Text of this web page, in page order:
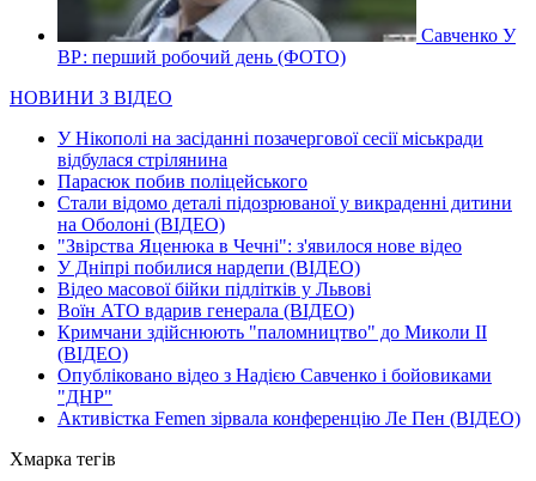
Савченко У
ВР: перший робочий день (ФОТО)
НОВИНИ З ВІДЕО
У Нікополі на засіданні позачергової сесії міськради
відбулася стрілянина
Парасюк побив поліцейського
Стали відомо деталі підозрюваної у викраденні дитини
на Оболоні (ВІДЕО)
"Звірства Яценюка в Чечні": з'явилося нове відео
У Дніпрі побилися нардепи (ВІДЕО)
Відео масової бійки підлітків у Львові
Воїн АТО вдарив генерала (ВІДЕО)
Кримчани здійснюють "паломництво" до Миколи ІІ
(ВІДЕО)
Опубліковано відео з Надією Савченко і бойовиками
"ДНР"
Активістка Femen зірвала конференцію Ле Пен (ВІДЕО)
Хмарка тегів